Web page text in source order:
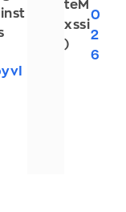
teM
xssi
)
0
2
6